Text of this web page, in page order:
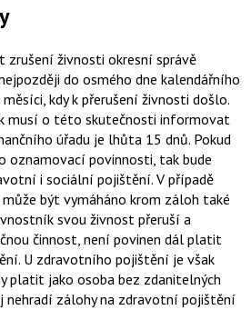
zrušení živnosti okresní správě
do osmého dne kalendářního
kdy k přerušení živnosti došlo.
musí o této skutečnosti informovat
úřadu je lhůta 15 dnů. Pokud
oznamovací povinnosti, tak bude
i sociální pojištění. V případě
být vymáháno krom záloh také
svou živnost přeruší a
činnost, není povinen dál platit
U zdravotního pojištění je však
platit jako osoba bez zdanitelných
nehradí zálohy na zdravotní pojištění